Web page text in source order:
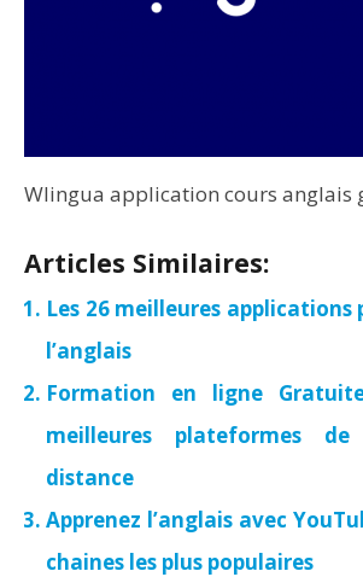
Wlingua application cours anglais
Articles Similaires:
Les 26 meilleures applications
l’anglais
Formation en ligne
meilleures plateformes
distance
Apprenez l’anglais avec
chaines les plus populaires